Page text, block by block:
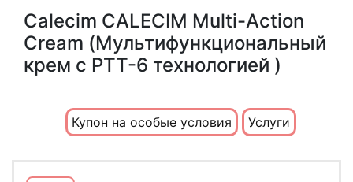
Calecim CALECIM Multi-Action
Cream (Мультифункциональный
крем с PTT-6 технологией )
Купон на особые условия Услуги